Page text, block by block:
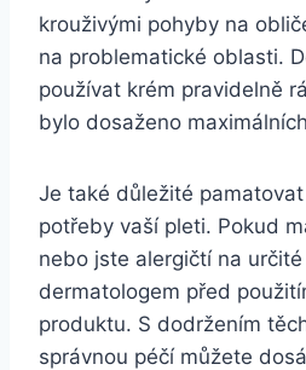
krouživými pohyby na
na problematické oblasti.
používat krém pravidelně
bylo dosaženo
Je také důležité
potřeby vaší⁣ pleti. Pokud
nebo ​jste alergičtí‍ na
dermatologem před
produktu. S dodržením
správnou péčí můžete